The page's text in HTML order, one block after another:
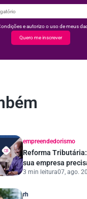
e autorizo o uso de meus
Quero me inscrever
empreendedorismo
Reforma
sua empresa
começar a se
3 min leitura07, ago.
rh